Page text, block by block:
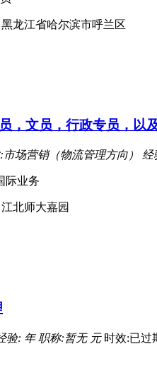
龙江省哈尔滨市呼兰区
，文员，行政专员，以
市场营销（物流管理方向） 经
际业务
北师大嘉园
验: 年 职称:暂无 元时效:已过